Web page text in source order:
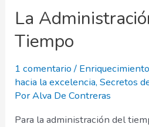
La
Tiempo
1 comentario /
hacia la excelencia,Secretos
PorAlva De Contreras
Para la administración del